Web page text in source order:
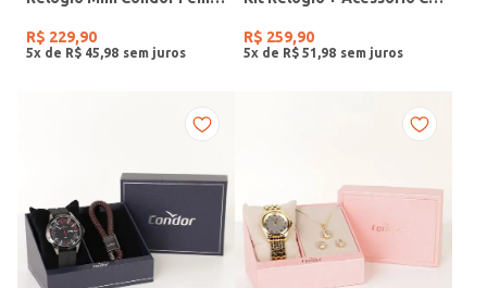
R$ 229,90
5x de R$ 45 98
R$ 259,90
5x de R$ 51 98